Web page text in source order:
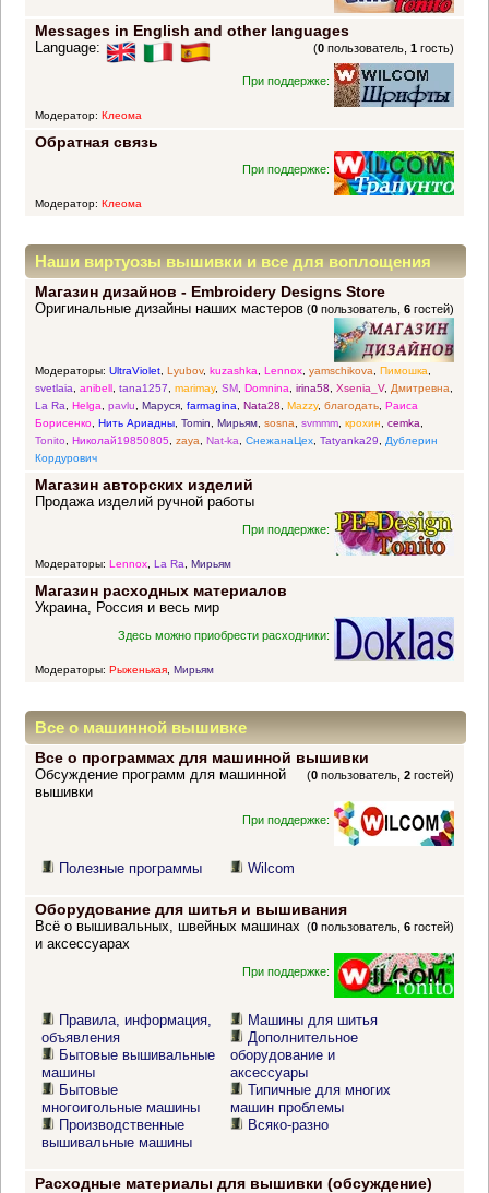
Messages in English and other languages
(0 пользователь,1 гость)
Language:
При поддержке:
Модератор: Клеома
Обратная связь
При поддержке:
Модератор: Клеома
Наши виртуозы вышивки и все для воплощения
прекрасных идей
Магазин дизайнов - Embroidery Designs Store
(0 пользователь,6 гостей)
Оригинальные дизайны наших мастеров
Модераторы: UltraViolet, Lyubov, kuzashka, Lennox, yamschikova, Пимошка,
svetlaia, anibell, tana1257, marimay, SM, Domnina, irina58, Xsenia_V, Дмитревна,
La Ra, Helga, pavlu, Маруся, farmagina, Nata28, Mazzy, благодать, Раиса
Борисенко, Нить Ариадны, Tomin, Мирьям, sosna, svmmm, крохин, cemka,
Tonito, Николай19850805, zaya, Nat-ka, СнежанаЦех, Tatyanka29, Дублерин
Кордурович
Магазин авторских изделий
Продажа изделий ручной работы
При поддержке:
Модераторы: Lennox, La Ra, Мирьям
Магазин расходных материалов
Украина, Россия и весь мир
Здесь можно приобрести расходники:
Модераторы: Рыженькая, Мирьям
Все о машинной вышивке
Все о программах для машинной вышивки
(0 пользователь,2 гостей)
Обсуждение программ для машинной
вышивки
При поддержке:
Полезные программы Wilcom
Оборудование для шитья и вышивания
(0 пользователь,6 гостей)
Всё о вышивальных, швейных машинах
и аксессуарах
При поддержке:
Правила, информация,
объявления
Бытовые вышивальные
машины
Бытовые
многоигольные машины
Производственные
вышивальные машины
Машины для шитья
Дополнительное
оборудование и
аксессуары
Типичные для многих
машин проблемы
Всяко-разно
Расходные материалы для вышивки (обсуждение)